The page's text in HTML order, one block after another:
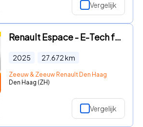
Vergelijk
Renault Espace - E-Tech full hybrid 200 esprit Alpine 7p. 7-pers. | 200 PK Hy
2025 27.672km
Zeeuw & Zeeuw Renault Den Haag
Den Haag (ZH)
Vergelijk